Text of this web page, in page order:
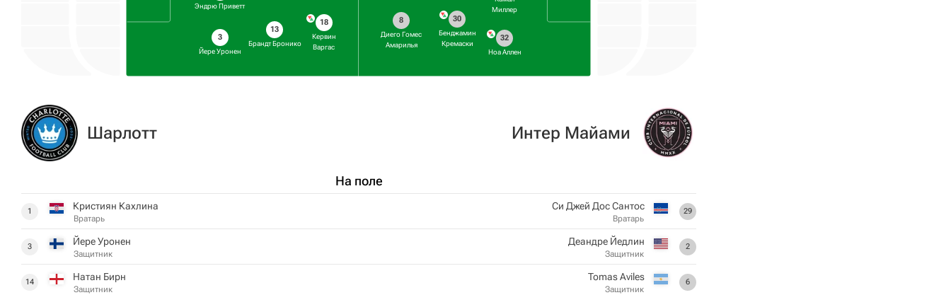
Эндрю Приветт
3
Йере Уронен
13
Брандт Бронико
18
Кервин
Варгас
Миллер
32
Ноа Аллен
30
Бенджамин
Кремаски
8
Диего Гомес
Амарилья
Шарлотт
На поле
1 Кристиян Кахлина
Вратарь
3 Йере Уронен
Защитник
14 Натан Бирн
Защитник
Интер Майами
29
Си Джей Дос Сантос
Вратарь
2
Деандре Йедлин
Защитник
6
Tomas Aviles
Защитник